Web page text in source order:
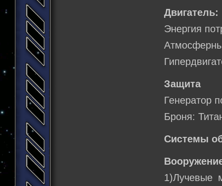
Двигатель:
Энергия
Защита
Генератор
Броня:
Системы
1)Лучевые